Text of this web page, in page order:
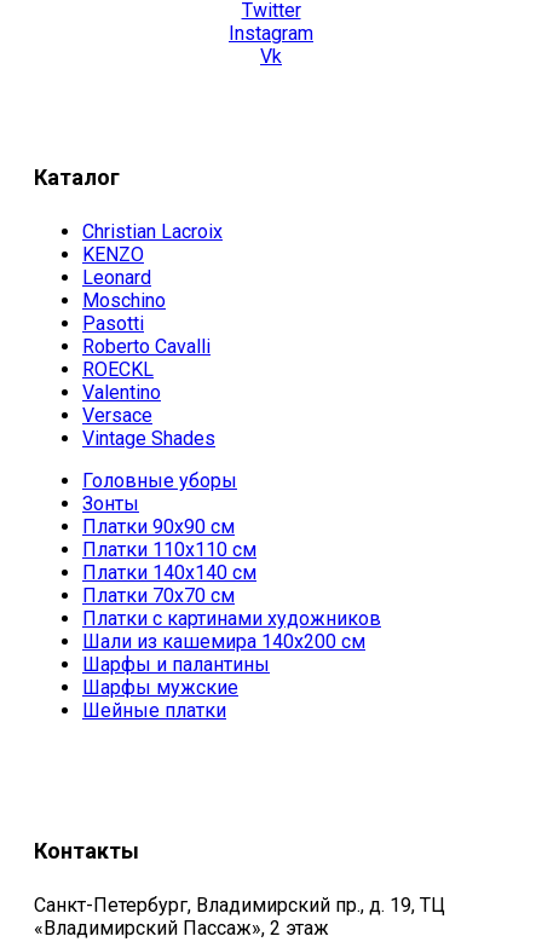
Twitter
Instagram
Vk
Каталог
Christian Lacroix
KENZO
Leonard
Moschino
Pasotti
Roberto Cavalli
ROECKL
Valentino
Versace
Vintage Shades
Головные уборы
Зонты
Платки 90х90 см
Платки 110х110 см
Платки 140х140 см
Платки 70х70 см
Платки с картинами художников
Шали из кашемира 140х200 см
Шарфы и палантины
Шарфы мужские
Шейные платки
Контакты
Санкт-Петербург, Владимирский пр., д. 19, ТЦ
«Владимирский Пассаж», 2 этаж